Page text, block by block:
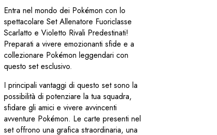
Entra nel mondo dei Pokémon con lo
spettacolare Set Allenatore Fuoriclasse
Scarlatto e Violetto Rivali Predestinati!
Preparati a vivere emozionanti sfide e a
collezionare Pokémon leggendari con
questo set esclusivo.
I principali vantaggi di questo set sono la
possibilità di potenziare la tua squadra,
sfidare gli amici e vivere avvincenti
avventure Pokémon. Le carte presenti nel
set offrono una grafica straordinaria, una